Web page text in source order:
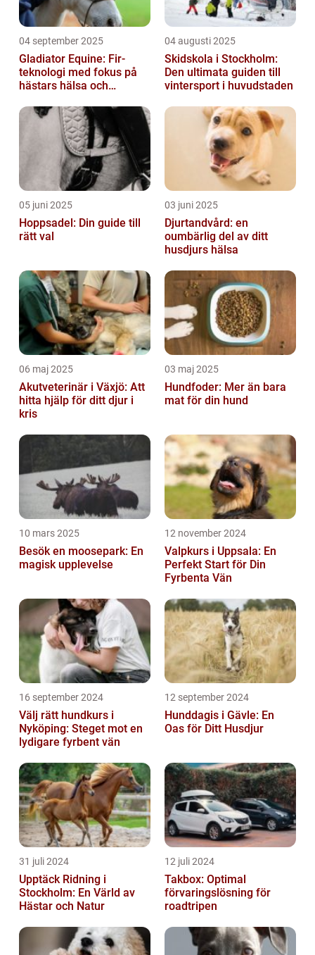
04 september 2025
Gladiator Equine: Fir-
teknologi med fokus på
hästars hälsa och
04 augusti 2025
Skidskola i Stockholm:
Den ultimata guiden till
vintersport i huvudstaden
05 juni 2025
Hoppsadel: Din guide till
rätt val
03 juni 2025
Djurtandvård: en
oumbärlig del av ditt
husdjurs hälsa
06 maj 2025
Akutveterinär i Växjö: Att
hitta hjälp för ditt djur i
kris
03 maj 2025
Hundfoder: Mer än bara
mat för din hund
10 mars 2025
Besök en moosepark: En
magisk upplevelse
12 november 2024
Valpkurs i Uppsala: En
Perfekt Start för Din
Fyrbenta Vän
16 september 2024
Välj rätt hundkurs i
Nyköping: Steget mot en
lydigare fyrbent vän
12 september 2024
Hunddagis i Gävle: En
Oas för Ditt Husdjur
31 juli 2024
Upptäck Ridning i
Stockholm: En Värld av
Hästar och Natur
12 juli 2024
Takbox: Optimal
förvaringslösning för
roadtripen